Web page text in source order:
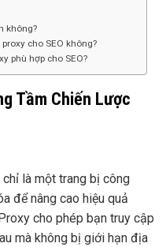
không?
cho SEO không?
phù hợp cho SEO?
Tầm Chiến Lược
là một trang bị công
để nâng cao hiệu quả
cho phép bạn truy cập
mà không bị giới hạn địa